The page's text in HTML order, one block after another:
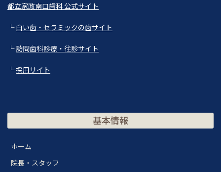
都立家政南口歯科 公式サイト
└白い歯・セラミックの歯サイト
└訪問歯科診療・往診サイト
└採用サイト
基本情報
ホーム
院長・スタッフ